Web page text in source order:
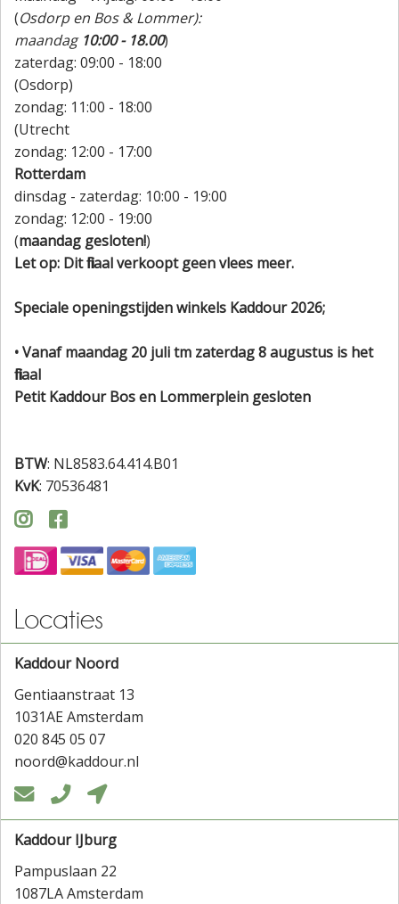
(Osdorp en Bos & Lommer):
maandag 10:00 - 18.00)
zaterdag: 09:00 - 18:00
(Osdorp)
zondag: 11:00 - 18:00
(Utrecht
zondag: 12:00 - 17:00
Rotterdam
dinsdag - zaterdag: 10:00 - 19:00
zondag: 12:00 - 19:00
(maandag gesloten!)
Let op: Dit filiaal verkoopt geen vlees meer.
Speciale openingstijden winkels Kaddour 2026;
• Vanaf maandag 20 juli tm zaterdag 8 augustus is het
filiaal
Petit Kaddour Bos en Lommerplein gesloten
BTW: NL8583.64.414.B01
KvK: 70536481
 
Locaties
Kaddour Noord
Gentiaanstraat 13
1031AE Amsterdam
020 845 05 07
noord@kaddour.nl
  
Kaddour IJburg
Pampuslaan 22
1087LA Amsterdam